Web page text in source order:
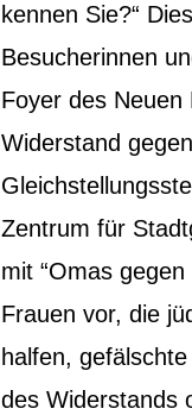
kennen Sie?“
Besucherinnen
Foyer des Neuen
Widerstand
Zentrum für
mit “Omas
Frauen vor, die
halfen,
des Widerstands